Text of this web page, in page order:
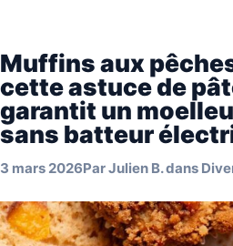
Muffins aux
cette astuce de
garantit un
sans batteur
3 mars 2026ParJulien B.dans